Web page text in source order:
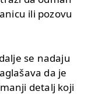
ili pozovu
se nadaju
da je
detalj koji